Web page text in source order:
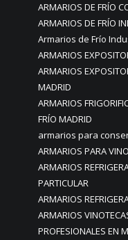
ARMARIOS DE FRÍO
ARMARIOS DE FRÍO
Armarios de Frío
ARMARIOS
ARMARIOS
MADRID
ARMARIOS
FRÍO MADRID
armarios para
ARMARIOS PARA
ARMARIOS
PARTICULAR
ARMARIOS
ARMARIOS
PROFESIONALES EN